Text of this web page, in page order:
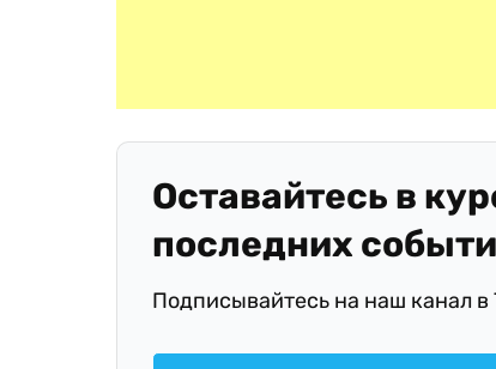
Оставайтесь в
последних
Подписывайтесь на наш канал в